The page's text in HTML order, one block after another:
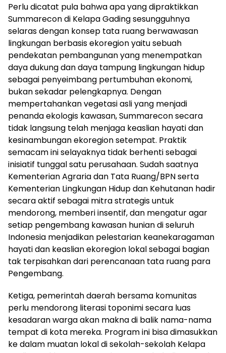
Perlu dicatat pula bahwa apa yang dipraktikkan
Summarecon di Kelapa Gading sesungguhnya
selaras dengan konsep tata ruang berwawasan
lingkungan berbasis ekoregion yaitu sebuah
pendekatan pembangunan yang menempatkan
daya dukung dan daya tampung lingkungan hidup
sebagai penyeimbang pertumbuhan ekonomi,
bukan sekadar pelengkapnya. Dengan
mempertahankan vegetasi asli yang menjadi
penanda ekologis kawasan, Summarecon secara
tidak langsung telah menjaga keaslian hayati dan
kesinambungan ekoregion setempat. Praktik
semacam ini selayaknya tidak berhenti sebagai
inisiatif tunggal satu perusahaan. Sudah saatnya
Kementerian Agraria dan Tata Ruang/BPN serta
Kementerian Lingkungan Hidup dan Kehutanan hadir
secara aktif sebagai mitra strategis untuk
mendorong, memberi insentif, dan mengatur agar
setiap pengembang kawasan hunian di seluruh
Indonesia menjadikan pelestarian keanekaragaman
hayati dan keaslian ekoregion lokal sebagai bagian
tak terpisahkan dari perencanaan tata ruang para
Pengembang.
Ketiga, pemerintah daerah bersama komunitas
perlu mendorong literasi toponimi secara luas
kesadaran warga akan makna di balik nama-nama
tempat di kota mereka. Program ini bisa dimasukkan
ke dalam muatan lokal di sekolah-sekolah Kelapa